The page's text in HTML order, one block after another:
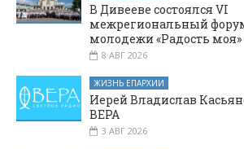
В Дивееве состоялся VI
межрегиональный
молодежи «Радость моя»
8 АВГ 2026
ЖИЗНЬ ЕПАРХИИ
Иерей Владислав
ВЕРА
3 АВГ 2026